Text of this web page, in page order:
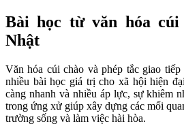
Bài học từ văn hóa cúi
Nhật
Văn hóa cúi chào và phép tắc giao
nhiều bài học giá trị cho xã hội hiện
càng nhanh và nhiều áp lực, sự khiêm
trong ứng xử giúp xây dựng các mối
trường sống và làm việc hài hòa.